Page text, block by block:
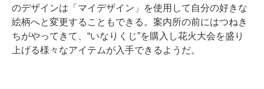
のデザインは「マイデザイン」を使用して自分の好きな
絵柄へと変更することもできる。案内所の前にはつねき
ちがやってきて、“いなりくじ”を購入し花火大会を盛り
上げる様々なアイテムが入手できるようだ。